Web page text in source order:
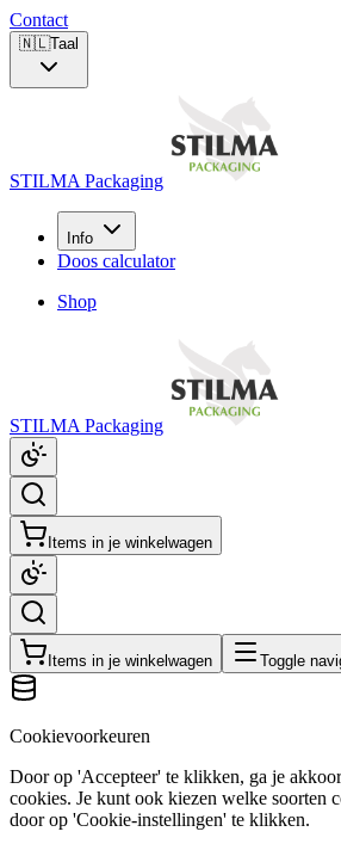
Contact
🇳🇱Taal
STILMA Packaging
Info
Doos calculator
Shop
STILMA Packaging
Items in je winkelwagen
Items in je winkelwagen Toggle
Cookievoorkeuren
Door op 'Accepteer' te klikken, ga je
cookies. Je kunt ook kiezen welke soorten
door op 'Cookie-instellingen' te klikken.